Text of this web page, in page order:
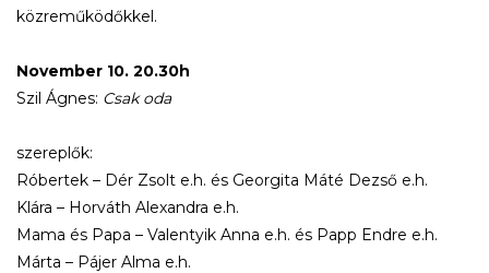
közreműködőkkel.
November 10. 20.30h
Szil Ágnes: Csak oda
szereplők:
Róbertek – Dér Zsolt e.h. és Georgita Máté Dezső e.h.
Klára – Horváth Alexandra e.h.
Mama és Papa – Valentyik Anna e.h. és Papp Endre e.h.
Márta – Pájer Alma e.h.